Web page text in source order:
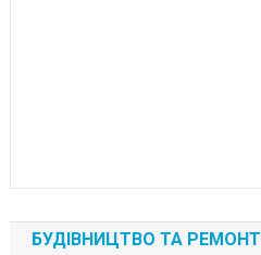
БУДІВНИЦТВО ТА РЕМОНТ